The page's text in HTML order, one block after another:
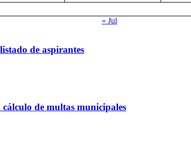
« Jul
de aspirantes
de multas municipales